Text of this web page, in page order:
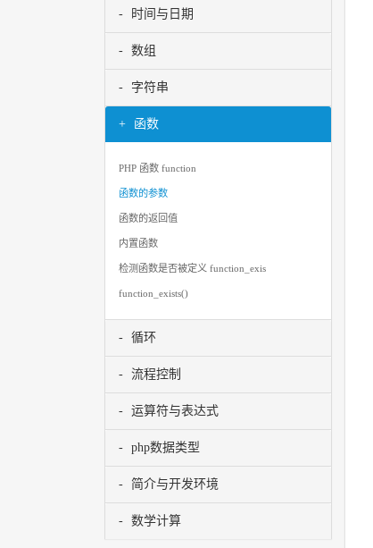
时间与日期
数组
字符串
函数
PHP 函数 function
函数的参数
函数的返回值
内置函数
检测函数是否被定义 function_exis
function_exists()
循环
流程控制
运算符与表达式
php数据类型
简介与开发环境
数学计算